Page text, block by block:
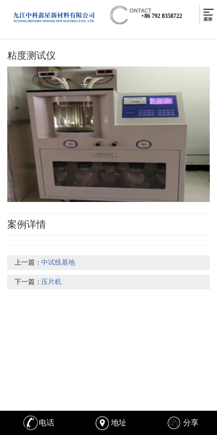
+86 792 8358722
粘度测试仪
案例详情
上一篇：中试线基地
下一篇： 压片机
电话 地址 分享